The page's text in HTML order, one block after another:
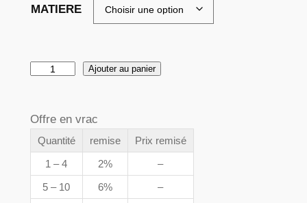
g
d
e
r
i
x
MATIERE
n
t
Ajouter au panier
Offre en vrac
Quantité remise
Prix remisé
1 – 4
2%
–
5 – 10
6%
–